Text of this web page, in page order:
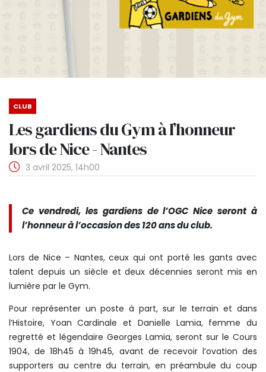
CLUB
Les gardiens du Gym à l’honneur
lors de Nice - Nantes
3 avril 2025, 14h00
Ce vendredi, les gardiens de l’OGC Nice seront à
l’honneur à l’occasion des 120 ans du club.
Lors de Nice – Nantes, ceux qui ont porté les gants avec
talent depuis un siècle et deux décennies seront mis en
lumière par le Gym.
Pour représenter un poste à part, sur le terrain et dans
l’Histoire, Yoan Cardinale et Danielle Lamia, femme du
regretté et légendaire Georges Lamia, seront sur le Cours
1904, de 18h45 à 19h45, avant de recevoir l’ovation des
supporters au centre du terrain, en préambule du coup